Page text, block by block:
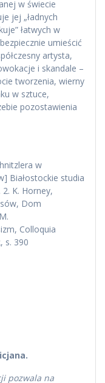
w świecie
jej „ładnych
łatwych w
umieścić
artysta,
i skandale –
tworzenia, wierny
w sztuce,
pozostawienia
w
Białostockie studia
K. Horney,
Dom
Colloquia
s. 390
pozwala na